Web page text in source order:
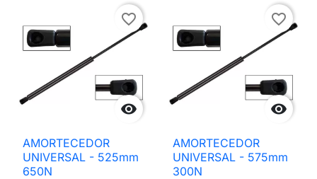

favorite_border
AMORTECEDOR
UNIVERSAL - 525mm
650N

favorite_border
AMORTECEDOR
UNIVERSAL - 575mm
300N